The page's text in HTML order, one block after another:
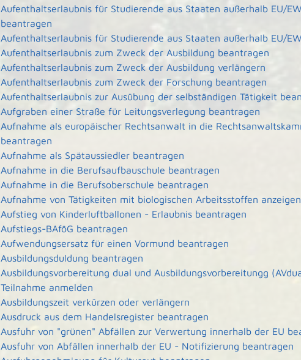
Aufenthaltserlaubnis für Studierende aus Staaten außerhalb EU/
beantragen
Aufenthaltserlaubnis für Studierende aus Staaten außerhalb EU/
Aufenthaltserlaubnis zum Zweck der Ausbildung beantragen
Aufenthaltserlaubnis zum Zweck der Ausbildung verlängern
Aufenthaltserlaubnis zum Zweck der Forschung beantragen
Aufenthaltserlaubnis zur Ausübung der selbständigen Tätigkeit
Aufgraben einer Straße für Leitungsverlegung beantragen
Aufnahme als europäischer Rechtsanwalt in die
beantragen
Aufnahme als Spätaussiedler beantragen
Aufnahme in die Berufsaufbauschule beantragen
Aufnahme in die Berufsoberschule beantragen
Aufnahme von Tätigkeiten mit biologischen Arbeitsstoffen anzeigen
Aufstieg von Kinderluftballonen - Erlaubnis beantragen
Aufstiegs-BAföG beantragen
Aufwendungsersatz für einen Vormund beantragen
Ausbildungsduldung beantragen
Ausbildungsvorbereitung dual und Ausbildungsvorbereitungg
Teilnahme anmelden
Ausbildungszeit verkürzen oder verlängern
Ausdruck aus dem Handelsregister beantragen
Ausfuhr von "grünen" Abfällen zur Verwertung innerhalb der EU
Ausfuhr von Abfällen innerhalb der EU - Notifizierung beantragen